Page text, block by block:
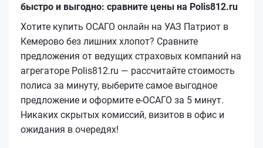
быстро и выгодно: сравните цены на Polis812.ru
Хотите купить ОСАГО онлайн на УАЗ Патриот в
Кемерово без лишних хлопот? Сравните
предложения от ведущих страховых компаний на
агрегаторе Polis812.ru — рассчитайте стоимость
полиса за минуту, выберите самое выгодное
предложение и оформите е‑ОСАГО за 5 минут.
Никаких скрытых комиссий, визитов в офис и
ожидания в очередях!